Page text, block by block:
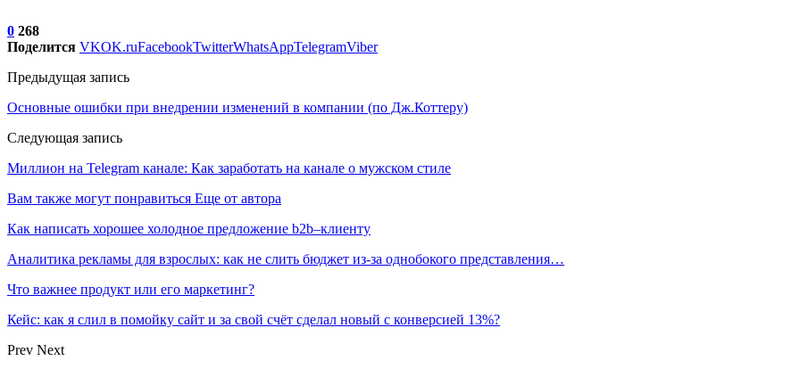
0 268
Поделится VKOK.ruFacebookTwitterWhatsAppTelegramViber
Предыдущая запись
Основные ошибки при внедрении изменений в компании (по Дж.Коттеру)
Следующая запись
Миллион на Telegram канале: Как заработать на канале о мужском стиле
Вам также могут понравиться Еще от автора
Как написать хорошее холодное предложение b2b–клиенту
Аналитика рекламы для взрослых: как не слить бюджет из-за однобокого представления…
Что важнее продукт или его маркетинг?
Кейс: как я слил в помойку сайт и за свой счёт сделал новый с конверсией 13%?
Prev Next